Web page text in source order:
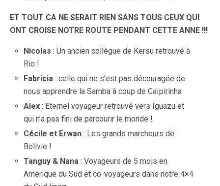
ET TOUT CA NE SERAIT RIEN SANS TOUS CEUX QUI
ONT CROISE NOTRE ROUTE PENDANT CETTE ANNE !!!
Nicolas: Un ancien collègue de Kersu retrouvé à
Rio !
Fabricia: celle qui ne s’est pas découragée de
nous apprendre la Samba à coup de Caïpirinha
Alex: Eternel voyageur retrouvé vers Iguazu et
qui n’a pas fini de parcourir le monde !
Cécile et Erwan: Les grands marcheurs de
Bolivie !
Tanguy & Nana: Voyageurs de 5 mois en
Amérique du Sud et co-voyageurs dans notre 4×4